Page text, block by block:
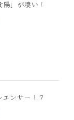
」が凄い！
ンサー！？